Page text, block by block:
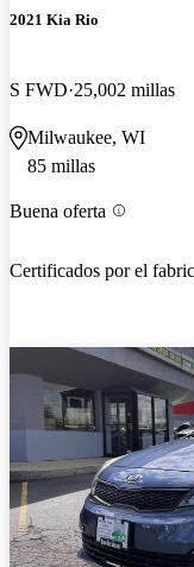
2021 Kia Rio
S FWD 25,002 millas
Milwaukee, WI
85 millas
Buena oferta
Certificados por el